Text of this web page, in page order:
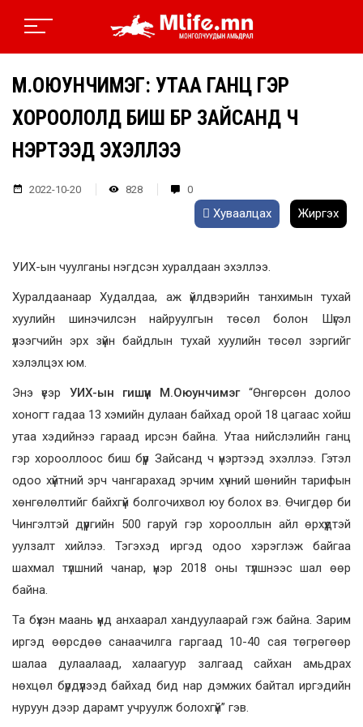
М.ОЮУНЧИМЭГ: УТАА ГАНЦ ГЭР
ХОРООЛОЛД БИШ БҮҮР ЗАЙСАНД Ч
ҮНЭРТЭЭД ЭХЭЛЛЭЭ
2022-10-20 828 0
Хуваалцах Жиргэх
УИХ-ын чуулганы нэгдсэн хуралдаан эхэллээ.
Хуралдаанаар Худалдаа, аж үйлдвэрийн танхимын тухай
хуулийн шинэчилсэн найруулгын төсөл болон Шүгэл
үлээгчийн эрх зүйн байдлын тухай хуулийн төсөл зэргийг
хэлэлцэх юм.
Энэ үеэр УИХ-ын гишүүн М.Оюунчимэг “Өнгөрсөн долоо
хоногт гадаа 13 хэмийн дулаан байхад орой 18 цагаас хойш
утаа хэдийнээ гараад ирсэн байна. Утаа нийслэлийн ганц
гэр хорооллоос биш бүүр Зайсанд ч үнэртээд эхэллээ. Гэтэл
одоо хүйтний эрч чангарахад эрчим хүчний шөнийн тарифын
хөнгөлөлтийг байхгүй болгочихвол юу болох вэ. Өчигдөр би
Чингэлтэй дүүргийн 500 гаруй гэр хорооллын айл өрхүүдтэй
уулзалт хийлээ. Тэгэхэд иргэд одоо хэрэглэж байгаа
шахмал түлшний чанар, үнэр 2018 оны түлшнээс шал өөр
байна.
Та бүхэн маань үүнд анхаарал хандуулаарай гэж байна. Зарим
иргэд өөрсдөө санаачилга гаргаад 10-40 сая төгрөгөөр
шалаа дулаалаад, халаагуур залгаад сайхан амьдрах
нөхцөл бүрдүүлээд байхад бид нар дэмжих байтал иргэдийн
нуруун дээр дарамт учруулж болохгүй” гэв.